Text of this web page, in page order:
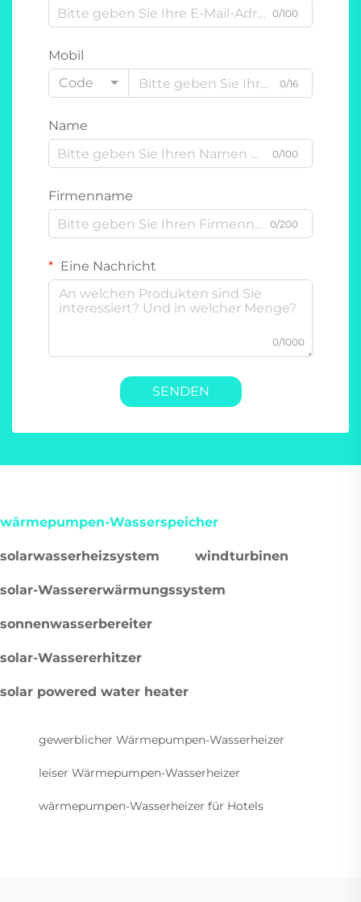
0/100
Mobil
Code
0/16
Name
0/100
Firmenname
0/200
Eine Nachricht
0/1000
SENDEN
wärmepumpen-Wasserspeicher
solarwasserheizsystem windturbinen
solar-Wassererwärmungssystem
sonnenwasserbereiter
solar-Wassererhitzer
solar powered water heater
gewerblicher Wärmepumpen-Wasserheizer
leiser Wärmepumpen-Wasserheizer
wärmepumpen-Wasserheizer für Hotels